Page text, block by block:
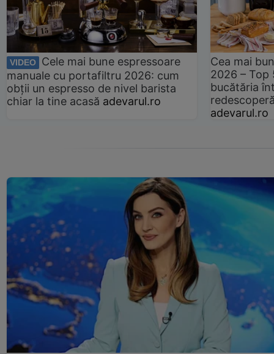
VIDEO
Cele mai bune espressoare
manuale cu portafiltru 2026: cum
obții un espresso de nivel barista
chiar la tine acasă adevarul.ro
Cea mai
2026 –
bucătăria
adevarul.ro